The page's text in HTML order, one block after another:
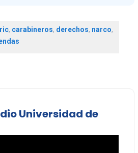
, carabineros, derechos, narco,
Universidad de